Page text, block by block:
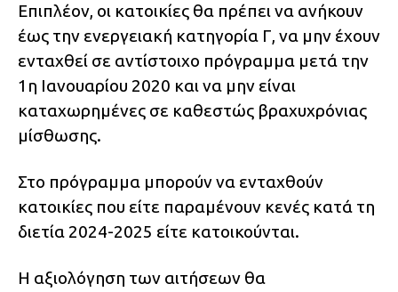
Επιπλέον, οι κατοικίες θα πρέπει να ανήκουν
έως την ενεργειακή κατηγορία Γ, να μην έχουν
ενταχθεί σε αντίστοιχο πρόγραμμα μετά την
1η Ιανουαρίου 2020 και να μην είναι
καταχωρημένες σε καθεστώς βραχυχρόνιας
μίσθωσης.
Στο πρόγραμμα μπορούν να ενταχθούν
κατοικίες που είτε παραμένουν κενές κατά τη
διετία 2024-2025 είτε κατοικούνται.
Η αξιολόγηση των αιτήσεων θα